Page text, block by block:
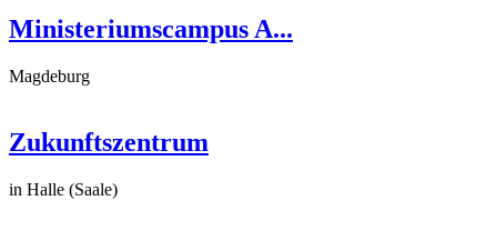
Ministeriumscampus A...
Magdeburg
Zukunftszentrum
in Halle (Saale)